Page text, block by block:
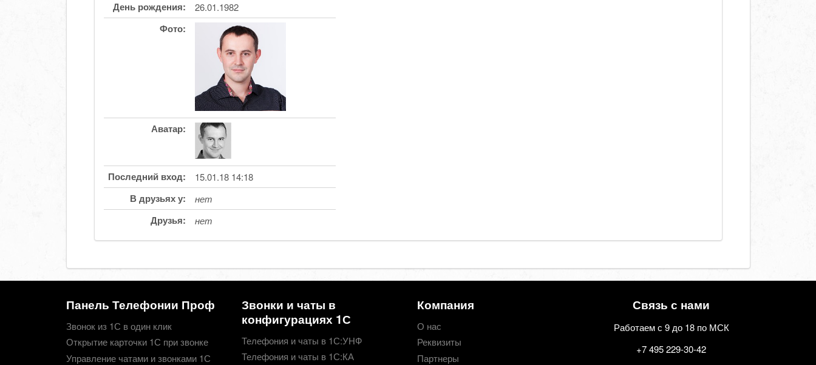
День рождения: 26.01.1982
Фото:
Аватар:
Последний вход: 15.01.18 14:18
В друзьях у: нет
Друзья: нет
Панель Телефонии Проф
Звонок из 1С в один клик
Открытие карточки 1С при звонке
Управление чатами и звонками 1С
Звонки и чаты в
конфигурациях 1С
Телефония и чаты в 1С:УНФ
Телефония и чаты в 1С:КА
Компания
О нас
Реквизиты
Партнеры
Связь с нами
Работаем с 9 до 18 по МСК
+7 495 229-30-42